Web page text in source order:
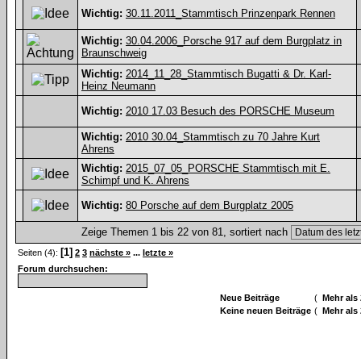
Wichtig: 30.11.2011_Stammtisch Prinzenpark Rennen
Wichtig: 30.04.2006_Porsche 917 auf dem Burgplatz in
Braunschweig
Wichtig: 2014_11_28_Stammtisch Bugatti & Dr. Karl-
Heinz Neumann
Wichtig: 2010 17.03 Besuch des PORSCHE Museum
Wichtig: 2010 30.04_Stammtisch zu 70 Jahre Kurt
Ahrens
Wichtig: 2015_07_05_PORSCHE Stammtisch mit E.
Schimpf und K. Ahrens
Wichtig: 80 Porsche auf dem Burgplatz 2005
Zeige Themen 1 bis 22 von 81, sortiert nach
Seiten (4): [1] 2 3 nächste » ... letzte »
Forum durchsuchen:
Neue Beiträge ( Mehr als
Keine neuen Beiträge ( Mehr als